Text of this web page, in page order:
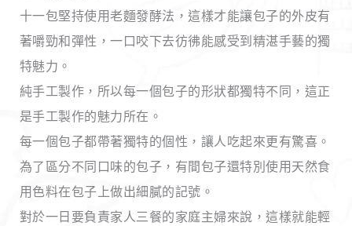
十一包堅持使用老麵發酵法，這樣才能讓包子的外皮有
著嚼勁和彈性，一口咬下去彷彿能感受到精湛手藝的獨
特魅力。
純手工製作，所以每一個包子的形狀都獨特不同，這正
是手工製作的魅力所在。
每一個包子都帶著獨特的個性，讓人吃起來更有驚喜。
為了區分不同口味的包子，有間包子還特別使用天然食
用色料在包子上做出細膩的記號。
對於一日要負責家人三餐的家庭主婦來說，這樣就能輕